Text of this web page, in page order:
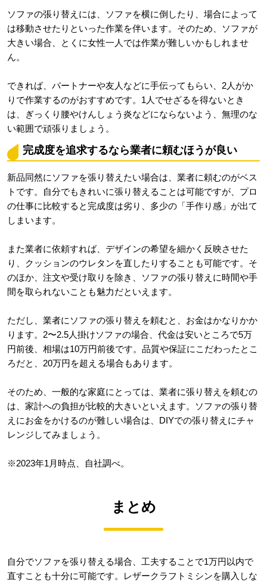
ソファの張り替えには、ソファを横に倒したり、場合によって
は移動させたりといった作業を伴います。そのため、ソファが
大きい場合、とくに女性一人では作業が難しいかもしれませ
ん。
できれば、パートナーや友人などに手伝ってもらい、2人がか
りで作業するのがおすすめです。1人でせざるを得ないとき
は、ぎっくり腰やけんしょう炎などにならないよう、無理のな
い範囲で頑張りましょう。
完成度を追求するなら業者に頼むほうが良い
新品同然にソファを張り替えたい場合は、業者に頼むのがベス
トです。自分でもきれいに張り替えることは可能ですが、プロ
の仕事に比較すると完成度は劣り、多少の「手作り感」が出て
しまいます。
また業者に依頼すれば、デザインの希望を細かく反映させた
り、クッションのウレタンを直したりすることも可能です。そ
のほか、注文や受け取りを除き、ソファの張り替えに時間や手
間を取られないことも魅力だといえます。
ただし、業者にソファの張り替えを頼むと、お金はかなりかか
ります。2〜2.5人掛けソファの場合、代金は安いところで5万
円前後、相場は10万円前後です。品質や保証にこだわったとこ
ろだと、20万円を超える場合もあります。
そのため、一般的な家庭にとっては、業者に張り替えを頼むの
は、家計への負担が比較的大きいといえます。ソファの張り替
えにお金をかけるのが難しい場合は、DIYでの張り替えにチャ
レンジしてみましょう。
※2023年1月時点、自社調べ。
まとめ
自分でソファを張り替える場合、工夫することで1万円以内で
直すことも十分に可能です。レザークラフトミシンを購入しな